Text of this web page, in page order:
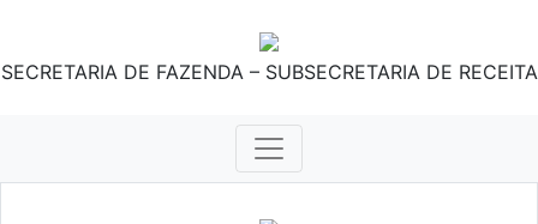
SECRETARIA DE FAZENDA – SUBSECRETARIA DE RECEITA